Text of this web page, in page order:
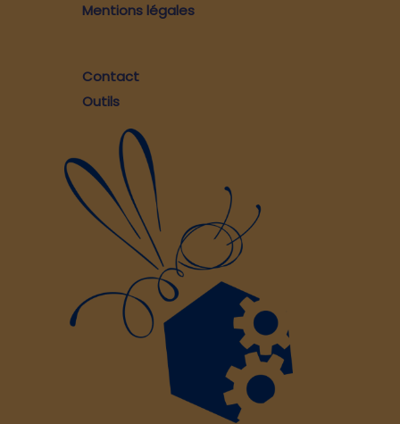
Mentions légales
Contact
Outils